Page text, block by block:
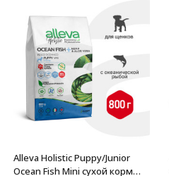
Alleva Holistic Puppy/Junior
Ocean Fish Mini сухой корм